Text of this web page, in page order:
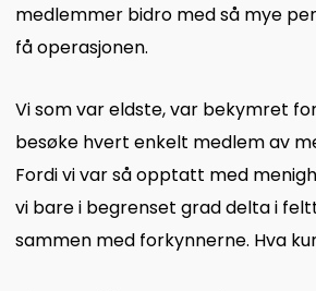
medlemmer bidro med så mye
få operasjonen.
Vi som var eldste, var bekymret
besøke hvert enkelt medlem av
Fordi vi var så opptatt med
vi bare i begrenset grad delta i
sammen med forkynnerne. Hva